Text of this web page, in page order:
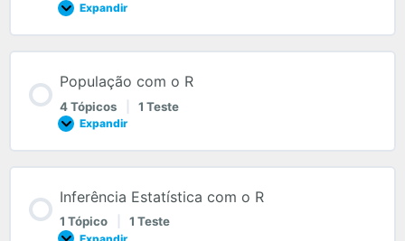
Expandir
População com o R
4 Tópicos 1 Teste
Expandir
Inferência Estatística com o R
1 Tópico 1 Teste